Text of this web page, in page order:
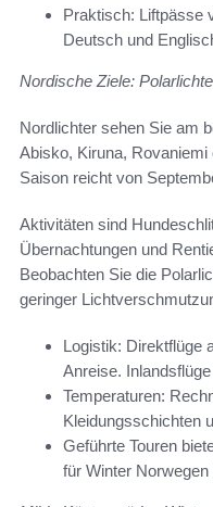
Praktisch: Liftpässe
Deutsch und
Nordische Ziele:
Nordlichter sehen Sie am
Abisko, Kiruna,
Saison reicht von
Aktivitäten sind
Übernachtungen und
Beobachten Sie die
geringer
Logistik: Direktflüge
Anreise.
Temperaturen:
Kleidungsschichten
Geführte Touren
für Winter Norwegen